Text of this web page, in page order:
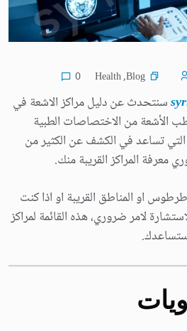
Blog
,
Health
0
سنتحدث عن دليل مراكز الاشعة في
من الاختصاصات الطبية
التي تساعد في الكشف عن الكثير من
معرفة المراكز القريبة منك.
او المناطق القريبة او اذا كنت
لامر ضروري، هذه القائمة لمراكز